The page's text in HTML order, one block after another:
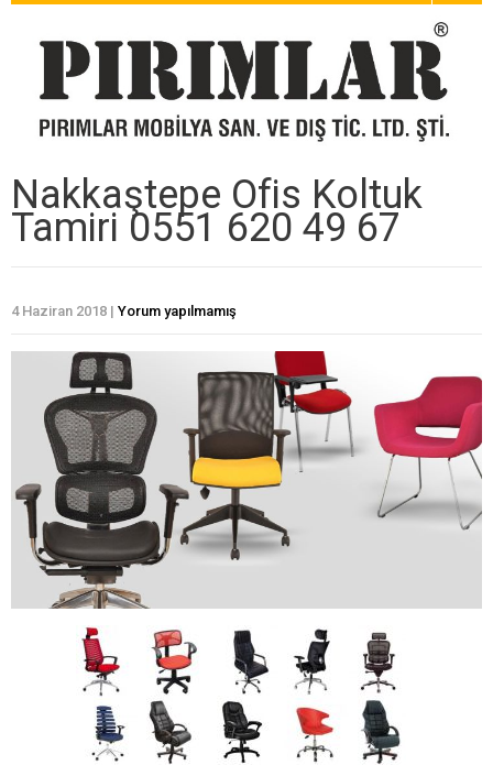
Nakkaştepe Ofis Koltuk
Tamiri 0551 620 49 67
4 Haziran 2018 | Yorum yapılmamış